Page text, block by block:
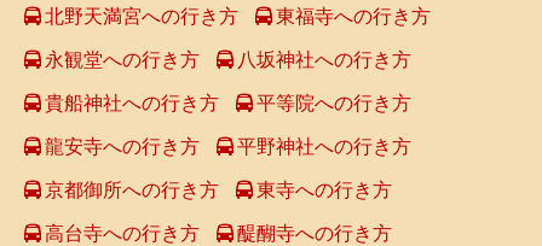
北野天満宮への行き方 東福寺への行き方
永観堂への行き方 八坂神社への行き方
貴船神社への行き方 平等院への行き方
龍安寺への行き方 平野神社への行き方
京都御所への行き方 東寺への行き方
高台寺への行き方 醍醐寺への行き方